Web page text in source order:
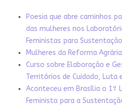
Poesia que abre caminhos
das mulheres nos
Feministas para
Mulheres da Reforma
Curso sobre Elaboração e
Territórios de Cuidado, Luta
Aconteceu em Brasília o 1º
Feminista para a